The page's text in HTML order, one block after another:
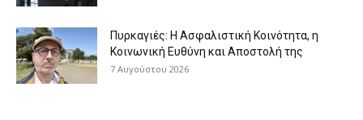
Πυρκαγιές: Η Ασφαλιστική Κοινότητα, η
Κοινωνική Ευθύνη και Αποστολή της
7 Αυγούστου 2026